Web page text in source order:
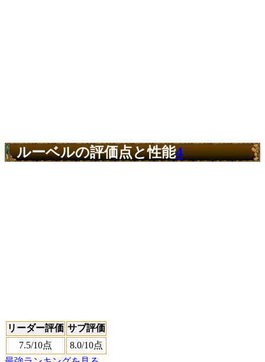
ルーベルの評価点と性能4
リーダー評価 サブ評価
7.5/10点 8.0/10点